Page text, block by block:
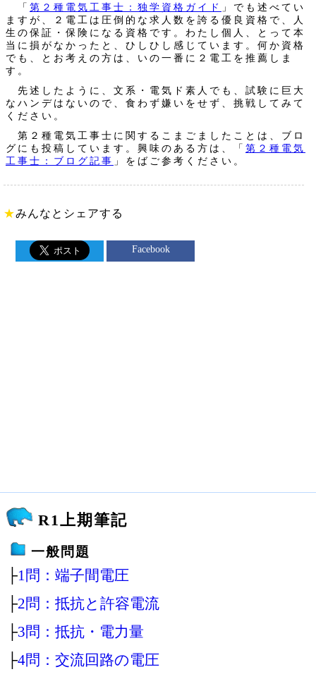
「 第２種電気工事士：独学資格ガイド
」でも述べてい
ますが、２電工は圧倒的な求人数を誇る優良資格で、人
生の保証・保険になる資格です。わたし個人、とって本
当に損がなかったと、ひしひし感じています。何か資格
でも、とお考えの方は、いの一番に２電工を推薦しま
す。
先述したように、文系・電気ド素人でも、試験に巨大
なハンデはないので、食わず嫌いをせず、挑戦してみて
ください。
第２種電気工事士に関するこまごましたことは、ブロ
グにも投稿しています。興味のある方は、「 第２種電気
工事士：ブログ記事 」をばご参考ください。
★みんなとシェアする
Facebook
R1上期筆記
一般問題
├1問：端子間電圧
├2問：抵抗と許容電流
├3問：抵抗・電力量
├4問：交流回路の電圧